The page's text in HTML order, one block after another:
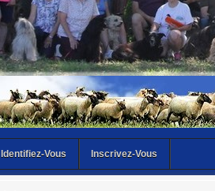
Identifiez-Vous Inscrivez-Vous